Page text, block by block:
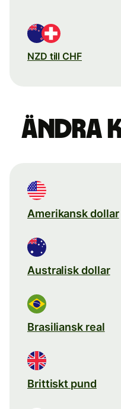
NZD till CHF
Ändra
Amerikansk dollar
Australisk dollar
Brasiliansk real
Brittiskt pund